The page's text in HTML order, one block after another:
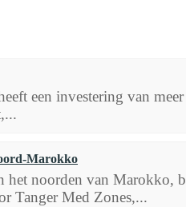
een investering van
Marokko
het noorden van Marokko,
Tanger Med Zones,...